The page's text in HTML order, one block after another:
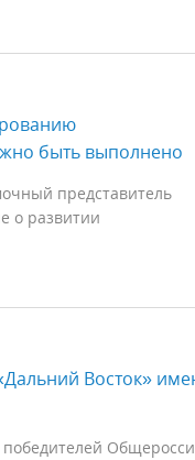
быть выполнено
представитель
о развитии
Восток»